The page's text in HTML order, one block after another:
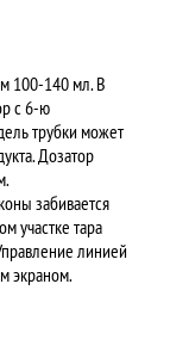
100-140 мл. В
с 6-ю
трубки может
Дозатор
забивается
участке тара
линией
экраном.